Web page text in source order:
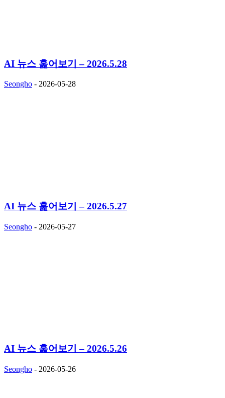
AI 뉴스 훑어보기 – 2026.5.28
Seongho - 2026-05-28
AI 뉴스 훑어보기 – 2026.5.27
Seongho - 2026-05-27
AI 뉴스 훑어보기 – 2026.5.26
Seongho - 2026-05-26